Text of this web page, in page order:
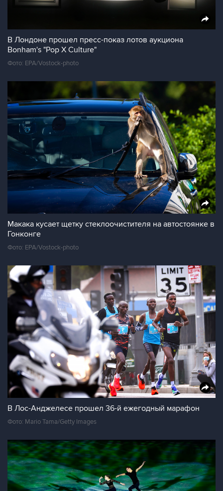
В Лондоне прошел пресс-показ лотов аукциона
Bonham's "Pop X Culture"
Фото: EPA/Vostock-photo
Макака кусает щетку стеклоочистителя на автостоянке в
Гонконге
Фото: EPA/Vostock-photo
В Лос-Анджелесе прошел 36-й ежегодный марафон
Фото: Mario Tama/Getty Images